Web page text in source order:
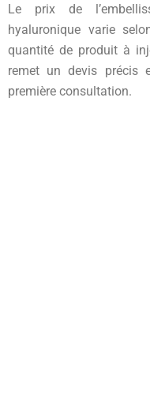
Le prix de
hyaluronique varie
quantité de produit à
remet un devis précis
première consultation.